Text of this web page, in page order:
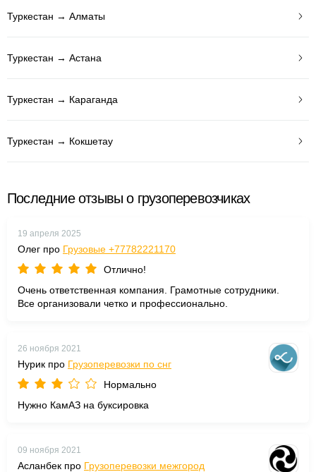
Туркестан → Алматы
Туркестан → Астана
Туркестан → Караганда
Туркестан → Кокшетау
Последние отзывы о грузоперевозчиках
19 апреля 2025
Олег про Грузовые +77782221170
Отлично!
Очень ответственная компания. Грамотные сотрудники.
Все организовали четко и профессионально.
26 ноября 2021
Нурик про Грузоперевозки по снг
Нормально
Нужно КамАЗ на буксировка
09 ноября 2021
Асланбек про Грузоперевозки межгород